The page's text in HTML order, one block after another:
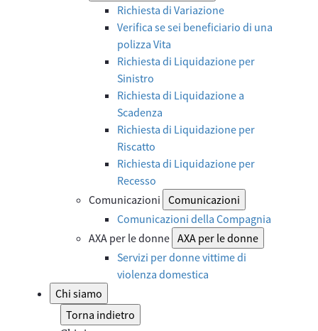
Richiesta di Variazione
Verifica se sei beneficiario di una
polizza Vita
Richiesta di Liquidazione per
Sinistro
Richiesta di Liquidazione a
Scadenza
Richiesta di Liquidazione per
Riscatto
Richiesta di Liquidazione per
Recesso
Comunicazioni Comunicazioni
Comunicazioni della Compagnia
AXA per le donne AXA per le donne
Servizi per donne vittime di
violenza domestica
Chi siamo
Torna indietro